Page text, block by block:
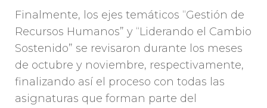
Finalmente, los ejes temáticos “Gestión de
Recursos Humanos” y “Liderando el Cambio
Sostenido” se revisaron durante los meses
de octubre y noviembre, respectivamente,
finalizando así el proceso con todas las
asignaturas que forman parte del